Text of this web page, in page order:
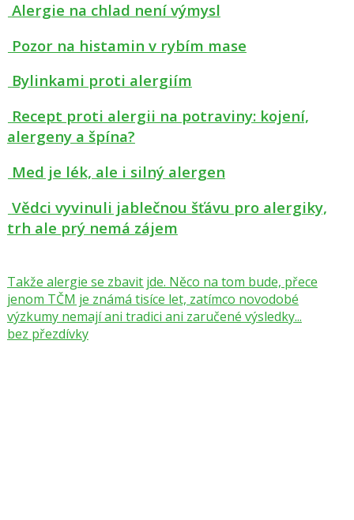
Alergie na chlad není výmysl
Pozor na histamin v rybím mase
Bylinkami proti alergiím
Recept proti alergii na potraviny: kojení,
alergeny a špína?
Med je lék, ale i silný alergen
Vědci vyvinuli jablečnou šťávu pro alergiky,
trh ale prý nemá zájem
Takže alergie se zbavit jde. Něco na tom bude, přece
jenom TČM je známá tisíce let, zatímco novodobé
výzkumy nemají ani tradici ani zaručené výsledky...
bez přezdívky